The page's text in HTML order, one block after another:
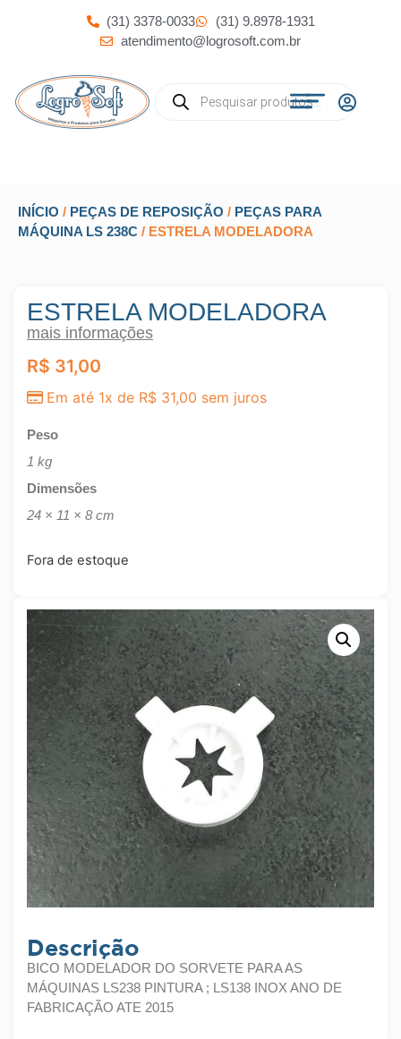
(31) 3378-0033
(31) 9.8978-1931
atendimento@logrosoft.com.br
INÍCIO / PEÇAS DE REPOSIÇÃO / PEÇAS PARA
MÁQUINA LS 238C / ESTRELA MODELADORA
Descrição
BICO MODELADOR DO SORVETE PARA AS
MÁQUINAS LS238 PINTURA ; LS138 INOX ANO DE
FABRICAÇÃO ATE 2015
ESTRELA MODELADORA
mais informações
R$ 31,00
Em até 1x de R$ 31,00 sem juros
Peso
1 kg
Dimensões
24 × 11 × 8 cm
Fora de estoque